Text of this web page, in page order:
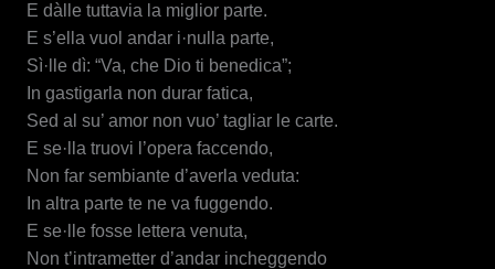
E dàlle tuttavia la miglior parte.
E s’ella vuol andar i·nulla parte,
Sì·lle dì: “Va, che Dio ti benedica”;
In gastigarla non durar fatica,
Sed al su’ amor non vuo’ tagliar le carte.
E se·lla truovi l’opera faccendo,
Non far sembiante d’averla veduta:
In altra parte te ne va fuggendo.
E se·lle fosse lettera venuta,
Non t’intrametter d’andar incheggendo